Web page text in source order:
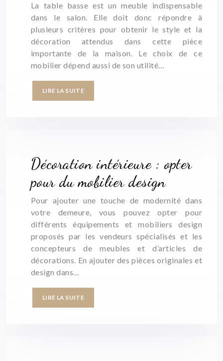
La table basse est un meuble indispensable
dans le salon. Elle doit donc répondre à
plusieurs critères pour obtenir le style et la
décoration attendus dans cette pièce
importante de la maison. Le choix de ce
mobilier dépend aussi de son utilité…
LIRE LA SUITE
Décoration intérieure : opter
pour du mobilier design
Pour ajouter une touche de modernité dans
votre demeure, vous pouvez opter pour
différents équipements et mobiliers design
proposés par les vendeurs spécialisés et les
concepteurs de meubles et d’articles de
décorations. En ajouter des pièces originales et
design dans…
LIRE LA SUITE